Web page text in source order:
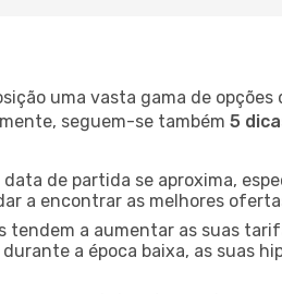
uma vasta gama de opções
seguem-se também 5
de partida se aproxima,
a encontrar as melhores
tendem a aumentar as suas
a época baixa, as suas